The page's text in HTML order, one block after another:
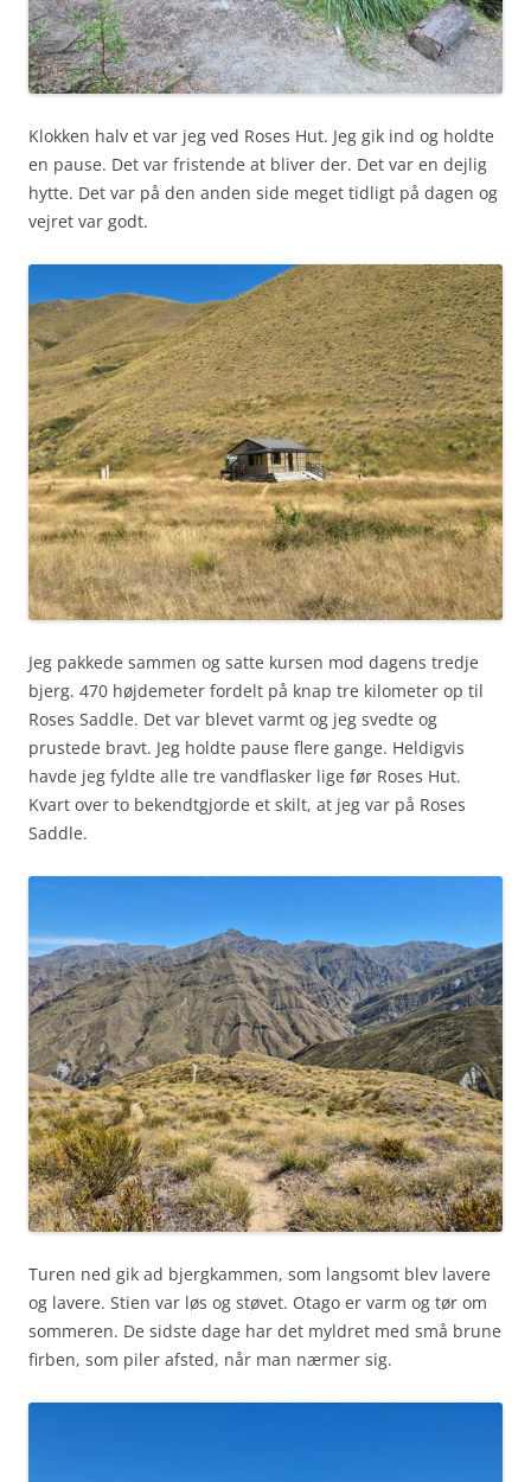
Klokken halv et var jeg ved Roses Hut. Jeg gik ind og holdte
en pause. Det var fristende at bliver der. Det var en dejlig
hytte. Det var på den anden side meget tidligt på dagen og
vejret var godt.
Jeg pakkede sammen og satte kursen mod dagens tredje
bjerg. 470 højdemeter fordelt på knap tre kilometer op til
Roses Saddle. Det var blevet varmt og jeg svedte og
prustede bravt. Jeg holdte pause flere gange. Heldigvis
havde jeg fyldte alle tre vandflasker lige før Roses Hut.
Kvart over to bekendtgjorde et skilt, at jeg var på Roses
Saddle.
Turen ned gik ad bjergkammen, som langsomt blev lavere
og lavere. Stien var løs og støvet. Otago er varm og tør om
sommeren. De sidste dage har det myldret med små brune
firben, som piler afsted, når man nærmer sig.